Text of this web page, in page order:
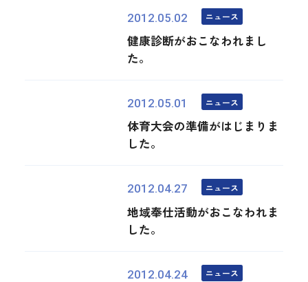
2012.05.02 ニュース
健康診断がおこなわれまし
た。
2012.05.01 ニュース
体育大会の準備がはじまりま
した。
2012.04.27 ニュース
地域奉仕活動がおこなわれま
した。
2012.04.24 ニュース